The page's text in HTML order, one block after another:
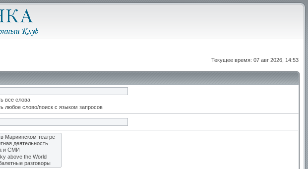
Текущее время: 07 авг 2026, 14:53
все слова
любое слово/поиск с языком запросов